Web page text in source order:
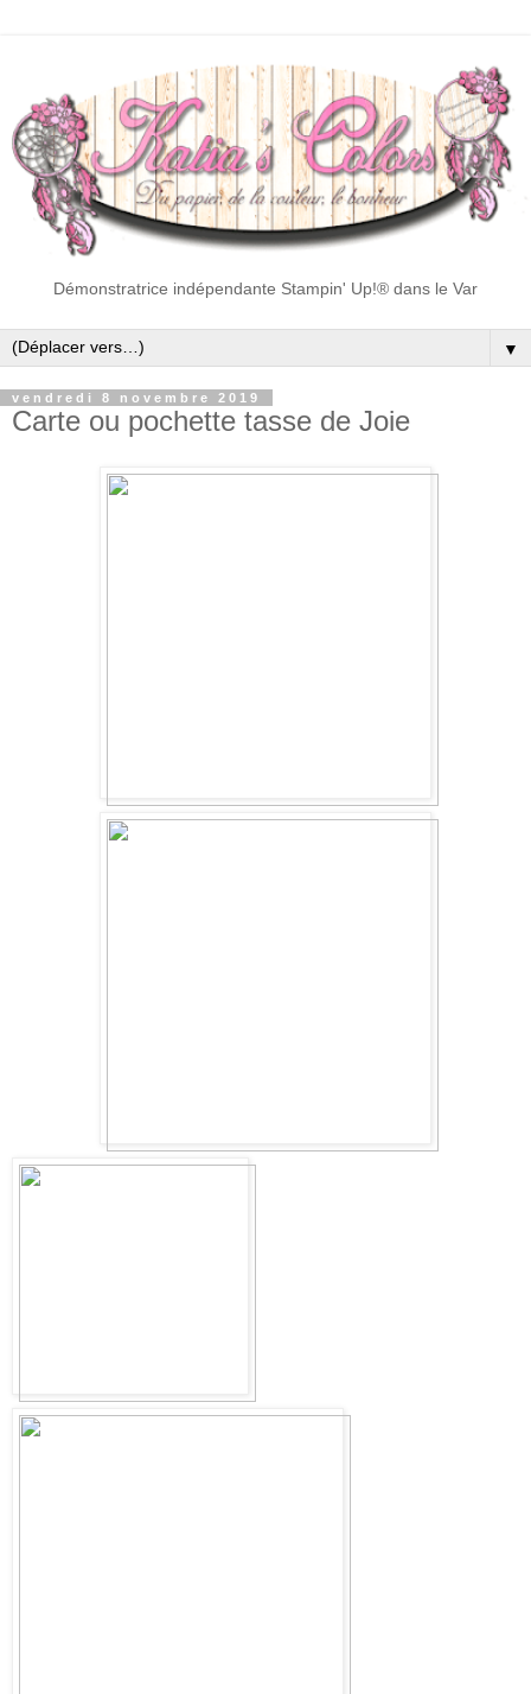
Démonstratrice indépendante Stampin' Up!® dans le Var
▼
vendredi 8 novembre 2019
Carte ou pochette tasse de Joie